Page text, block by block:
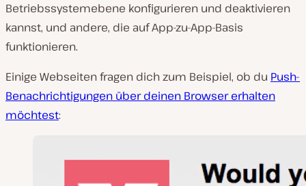
Betriebssystemebene konfigurieren und deaktivieren
kannst, und andere, die auf App-zu-App-Basis
funktionieren.
Einige Webseiten fragen dich zum Beispiel, ob du Push-
Benachrichtigungen über deinen Browser erhalten
möchtest: